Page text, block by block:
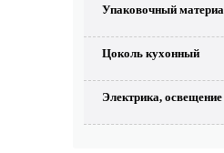
Упаковочный
Цоколь кухонный
Электрика, освещение